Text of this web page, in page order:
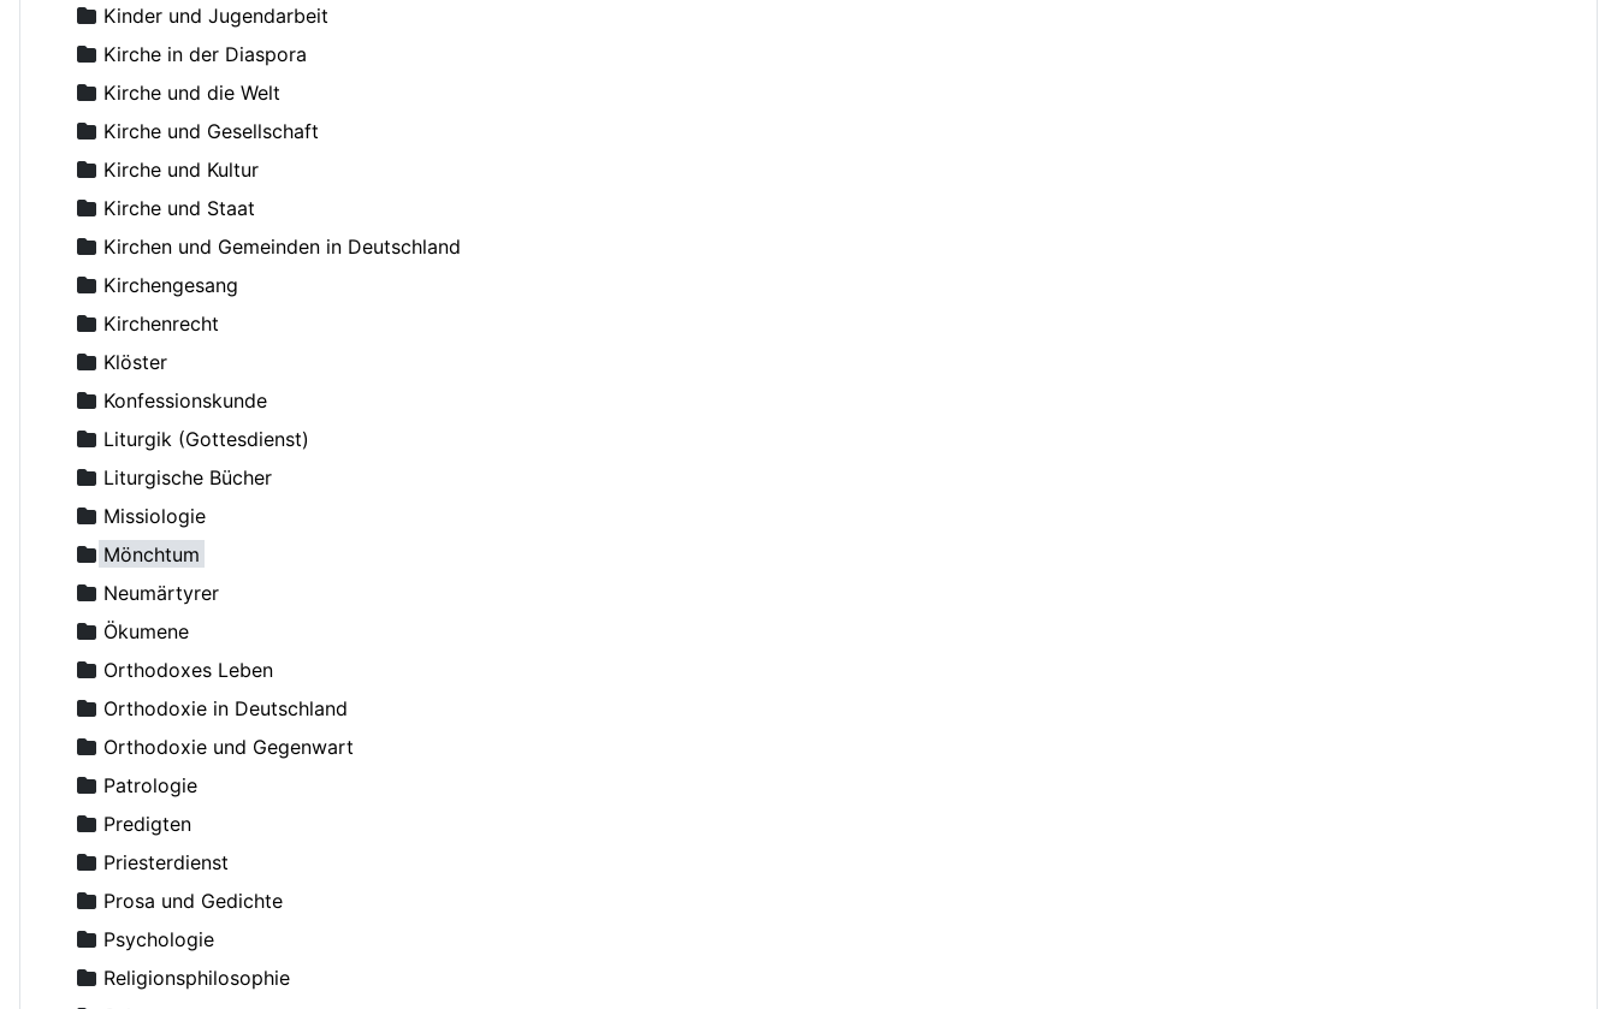
Anthony (Bloom), Metropolit
Antonij (Chrapovickij), Metropolit
Antonij, Metropolit
Antonius der Große
Antonow, Konstantin, Dr.
Aranicki, Miloje S.
Arseni (Shadanowskij), Bischof
Arseniew, Nikolaus
Artemoff, Nikolai, Erzpriester
Aslanoff, Catherine
Asmussen, Hans, Dr.
Augustinos, Bischof von Elaia
Avdejev, Dmitry
Averky, Erzbischof
Axyonov, Igor, Erzpriester
Backhaus, Ambrosius, Erzpriester
Bakker Michael, Diakon
Balakhnin, Andrey, Diakon
Bashkirov, Vladimir, Erzpriester
Basilios (Grolimund), Archimandrit
Basilius der Große, Erleuchter
Bazarov, I.I., Erzpriester
Becker-Comes, Johannes
Beglov, Alexej
Behr־Sigel, Elisabeth
Benedict (Ghius), Archimandrit
Kinder und Jugendarbeit
Kirche in der Diaspora
Kirche und die Welt
Kirche und Gesellschaft
Kirche und Kultur
Kirche und Staat
Kirchen und Gemeinden in Deutschland
Kirchengesang
Kirchenrecht
Klöster
Konfessionskunde
Liturgik (Gottesdienst)
Liturgische Bücher
Missiologie
Mönchtum
Neumärtyrer
Ökumene
Orthodoxes Leben
Orthodoxie in Deutschland
Orthodoxie und Gegenwart
Patrologie
Predigten
Priesterdienst
Prosa und Gedichte
Psychologie
Religionsphilosophie